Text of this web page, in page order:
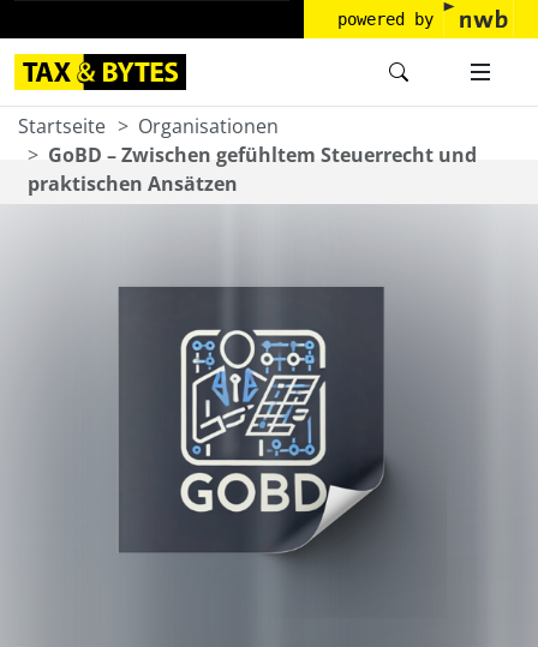
powered by
Startseite
Organisationen
GoBD – Zwischen gefühltem Steuerrecht und
praktischen Ansätzen